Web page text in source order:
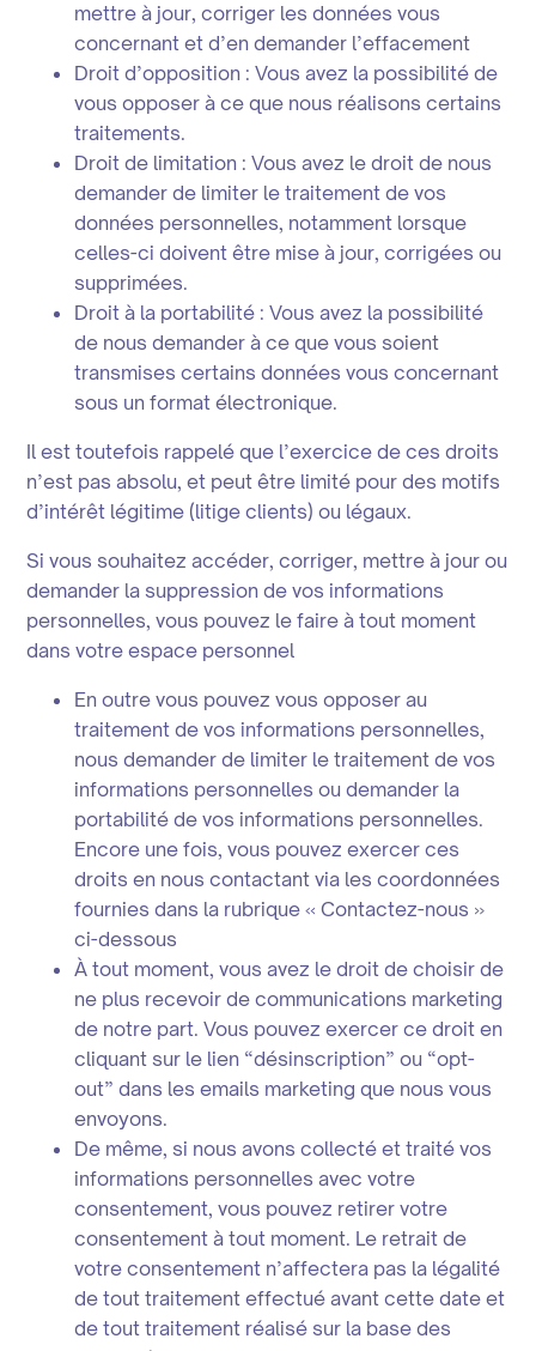
mettre à jour, corriger les données vous
concernant et d’en demander l’effacement
Droit d’opposition : Vous avez la possibilité de
vous opposer à ce que nous réalisons certains
traitements.
Droit de limitation : Vous avez le droit de nous
demander de limiter le traitement de vos
données personnelles, notamment lorsque
celles-ci doivent être mise à jour, corrigées ou
supprimées.
Droit à la portabilité : Vous avez la possibilité
de nous demander à ce que vous soient
transmises certains données vous concernant
sous un format électronique.
Il est toutefois rappelé que l’exercice de ces droits
n’est pas absolu, et peut être limité pour des motifs
d’intérêt légitime (litige clients) ou légaux.
Si vous souhaitez accéder, corriger, mettre à jour ou
demander la suppression de vos informations
personnelles, vous pouvez le faire à tout moment
dans votre espace personnel
En outre vous pouvez vous opposer au
traitement de vos informations personnelles,
nous demander de limiter le traitement de vos
informations personnelles ou demander la
portabilité de vos informations personnelles.
Encore une fois, vous pouvez exercer ces
droits en nous contactant via les coordonnées
fournies dans la rubrique « Contactez-nous »
ci-dessous
À tout moment, vous avez le droit de choisir de
ne plus recevoir de communications marketing
de notre part. Vous pouvez exercer ce droit en
cliquant sur le lien “désinscription” ou “opt-
out” dans les emails marketing que nous vous
envoyons.
De même, si nous avons collecté et traité vos
informations personnelles avec votre
consentement, vous pouvez retirer votre
consentement à tout moment. Le retrait de
votre consentement n’affectera pas la légalité
de tout traitement effectué avant cette date et
de tout traitement réalisé sur la base des